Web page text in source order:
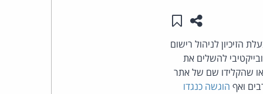
שתפו עמוד זה
שמור ב"תכנים שלי"
הזיכיון לניהול רישום
להשלים את
שהקלידו שם של אתר
ואף הוגשה כנגדו